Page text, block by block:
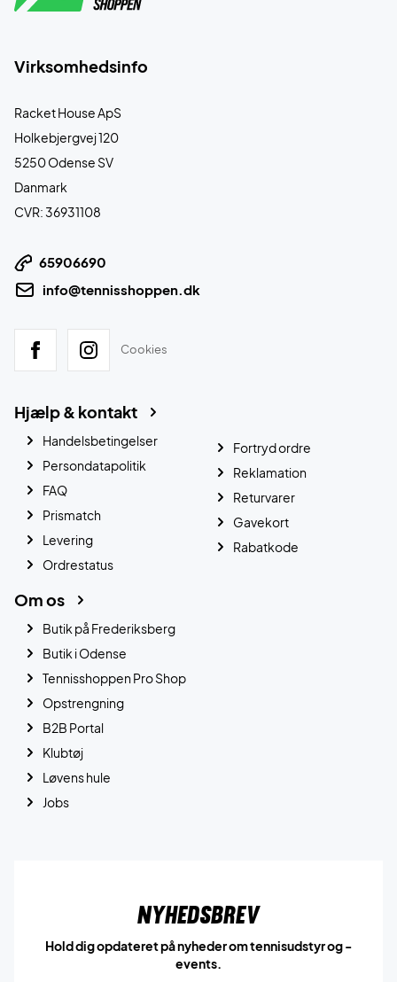
Virksomhedsinfo
Racket House ApS
Holkebjergvej 120
5250 Odense SV
Danmark
CVR: 36931108
65906690
info@tennisshoppen.dk
Cookies
Hjælp & kontakt
Handelsbetingelser
Persondatapolitik
FAQ
Prismatch
Levering
Ordrestatus
Fortryd ordre
Reklamation
Returvarer
Gavekort
Rabatkode
Om os
Butik på Frederiksberg
Butik i Odense
Tennisshoppen Pro Shop
Opstrengning
B2B Portal
Klubtøj
Løvens hule
Jobs
Nyhedsbrev
Hold dig opdateret på nyheder om tennisudstyr og -
events.